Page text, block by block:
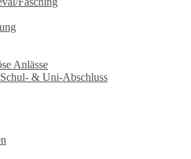
Anlässe
Schul- & Uni-Abschluss